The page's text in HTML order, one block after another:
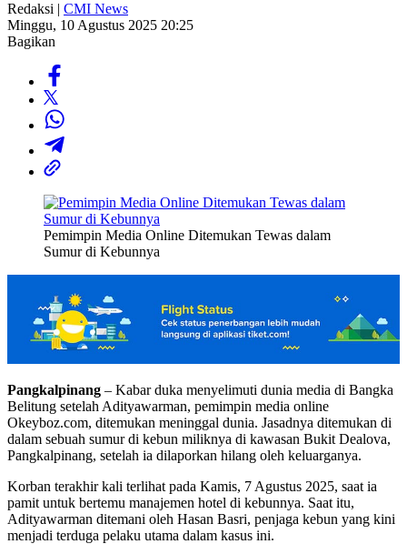
Redaksi | CMI News
Minggu, 10 Agustus 2025 20:25
Bagikan
Pemimpin Media Online Ditemukan Tewas dalam
Sumur di Kebunnya
Pangkalpinang – Kabar duka menyelimuti dunia media di Bangka
Belitung setelah Adityawarman, pemimpin media online
Okeyboz.com, ditemukan meninggal dunia. Jasadnya ditemukan di
dalam sebuah sumur di kebun miliknya di kawasan Bukit Dealova,
Pangkalpinang, setelah ia dilaporkan hilang oleh keluarganya.
Korban terakhir kali terlihat pada Kamis, 7 Agustus 2025, saat ia
pamit untuk bertemu manajemen hotel di kebunnya. Saat itu,
Adityawarman ditemani oleh Hasan Basri, penjaga kebun yang kini
menjadi terduga pelaku utama dalam kasus ini.